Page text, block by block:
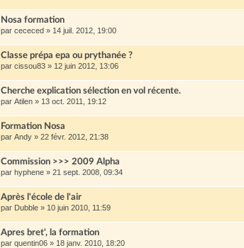
Nosa formation
par cececed » 14 juil. 2012, 19:00
Classe prépa epa ou prythanée ?
par cissou83 » 12 juin 2012, 13:06
Cherche explication sélection en vol récente.
par Atilen » 13 oct. 2011, 19:12
Formation Nosa
par Andy » 22 févr. 2012, 21:38
Commission >>> 2009 Alpha
par hyphene » 21 sept. 2008, 09:34
Après l'école de l'air
par Dubble » 10 juin 2010, 11:59
Apres bret', la formation
par quentin06 » 18 janv. 2010, 18:20